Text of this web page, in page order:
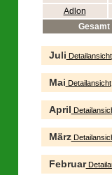
Adlon
Gesamt
Juli Detailansicht
Mai Detailansicht
April
März
Februar